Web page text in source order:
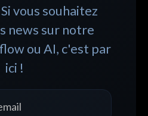
vous souhaitez
news sur notre
ou AI, c'est par
ici !